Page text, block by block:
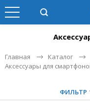
Главная Каталог
Аксессуары для
ФИЛЬТР